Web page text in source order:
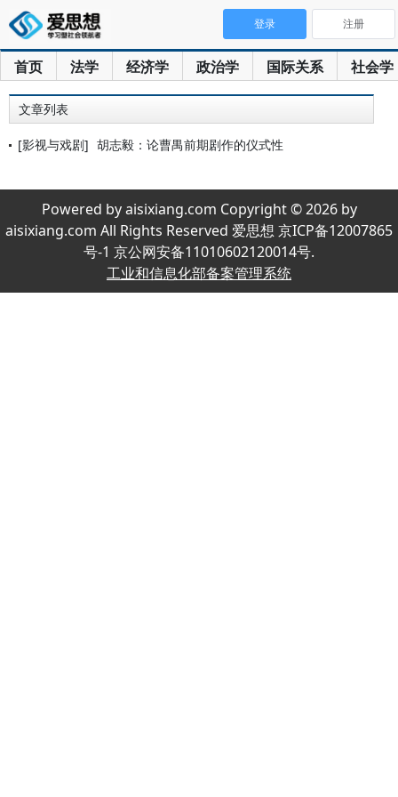
首页 法学 经济学 政治学 国际关系 社会学
登录 注册
文章列表
[影视与戏剧] 胡志毅：论曹禺前期剧作的仪式性
Powered by aisixiang.com Copyright © 2026 by
aisixiang.com All Rights Reserved 爱思想 京ICP备12007865
号-1 京公网安备11010602120014号.
工业和信息化部备案管理系统